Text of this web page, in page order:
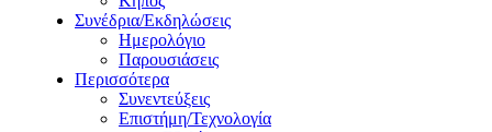
Συνέδρια/Εκδηλώσεις
Ημερολόγιο
Παρουσιάσεις
Περισσότερα
Συνεντεύξεις
Επιστήμη/Τεχνολογία